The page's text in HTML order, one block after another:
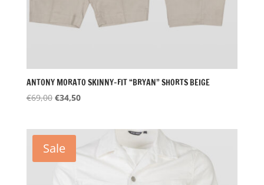
ANTONY MORATO SKINNY-FIT “BRYAN” SHORTS BEIGE
€69,00 Oorspronkelijke
€69,00.
€34,50Huidige
Sale